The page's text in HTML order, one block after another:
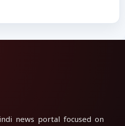
news portal focused on